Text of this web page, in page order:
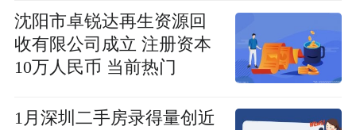
沈阳市卓锐达再生资源回
收有限公司成立 注册资本
10万人民币 当前热门
1月深圳二手房录得量创近